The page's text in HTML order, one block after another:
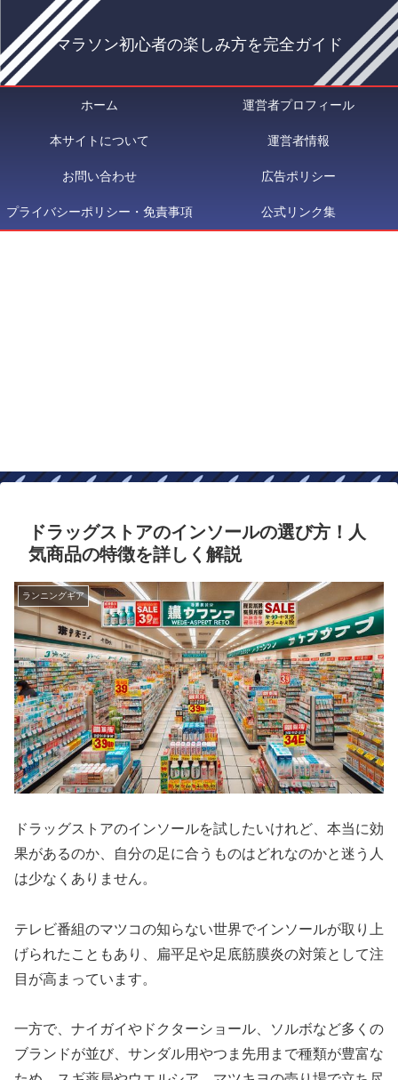
マラソン初心者の楽しみ方を完全ガイド
ホーム 運営者プロフィール
本サイトについて 運営者情報
お問い合わせ 広告ポリシー
プライバシーポリシー・免責事項 公式リンク集
ドラッグストアのインソールの選び方！人
気商品の特徴を詳しく解説
ランニングギア
ドラッグストアのインソールを試したいけれど、本当に効
果があるのか、自分の足に合うものはどれなのかと迷う人
は少なくありません。
テレビ番組のマツコの知らない世界でインソールが取り上
げられたこともあり、扁平足や足底筋膜炎の対策として注
目が高まっています。
一方で、ナイガイやドクターショール、ソルボなど多くの
ブランドが並び、サンダル用やつま先用まで種類が豊富な